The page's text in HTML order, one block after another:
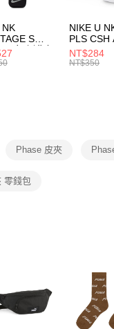
２．訂單
／ATM／
※ 請注意
絡購買商
先享後付
交易，需
５．嚴禁
形，恩沛
動。
付款後門
每筆
NK
S
女 側背包
NIKE U
PLS CSH
144 DBL
襪
NT$284
NT$350
Phase 皮夾
零錢包